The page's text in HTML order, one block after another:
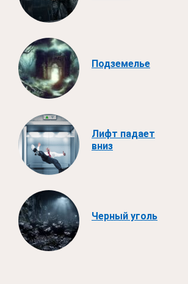
Подземелье
Лифт падает
вниз
Черный уголь